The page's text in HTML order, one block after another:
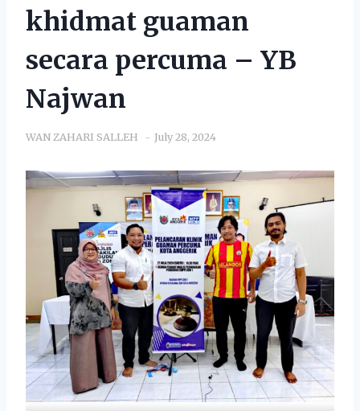
khidmat guaman
secara percuma – YB
Najwan
WAN ZAHARI SALLEH July 28, 2024